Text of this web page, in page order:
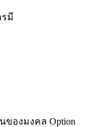
มี
ของมงคล Option